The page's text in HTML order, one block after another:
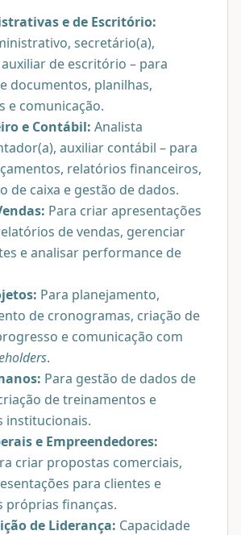
e de Escritório:
secretário(a),
de escritório – para
documentos, planilhas,
e comunicação.
e Contábil: Analista
auxiliar contábil – para
relatórios financeiros,
de caixa e gestão de dados.
Para criar apresentações
de vendas, gerenciar
e analisar performance de
Para planejamento,
de cronogramas, criação de
e comunicação com
.
Para gestão de dados de
de treinamentos e
institucionais.
e Empreendedores:
criar propostas comerciais,
para clientes e
próprias finanças.
de Liderança: Capacidade